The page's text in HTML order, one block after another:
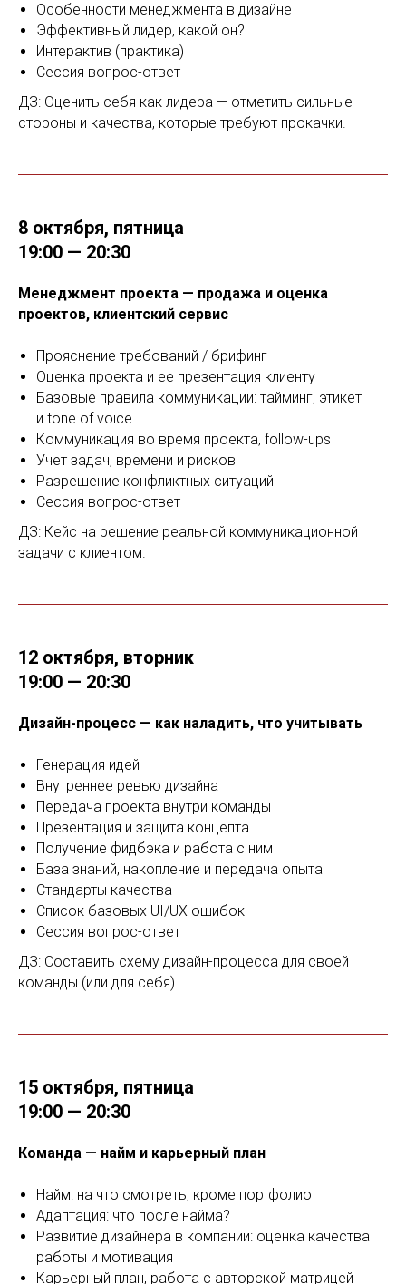
Особенности менеджмента в дизайне
Эффективный лидер, какой он?
Интерактив (практика)
Сессия вопрос-ответ
ДЗ: Оценить себя как лидера — отметить сильные
стороны и качества, которые требуют прокачки.
8 октября, пятница
19:00 — 20:30
Менеджмент проекта — продажа и оценка
проектов, клиентский сервис
Прояснение требований / брифинг
Оценка проекта и ее презентация клиенту
Базовые правила коммуникации: тайминг, этикет
и tone of voice
Коммуникация во время проекта, follow-ups
Учет задач, времени и рисков
Разрешение конфликтных ситуаций
Сессия вопрос-ответ
ДЗ: Кейс на решение реальной коммуникационной
задачи с клиентом.
12 октября, вторник
19:00 — 20:30
Дизайн-процесс — как наладить, что учитывать
Генерация идей
Внутреннее ревью дизайна
Передача проекта внутри команды
Презентация и защита концепта
Получение фидбэка и работа с ним
База знаний, накопление и передача опыта
Стандарты качества
Список базовых UI/UX ошибок
Сессия вопрос-ответ
ДЗ: Составить схему дизайн-процесса для своей
команды (или для себя).
15 октября, пятница
19:00 — 20:30
Команда — найм и карьерный план
Найм: на что смотреть, кроме портфолио
Адаптация: что после найма?
Развитие дизайнера в компании: оценка качества
работы и мотивация
Карьерный план, работа с авторской матрицей